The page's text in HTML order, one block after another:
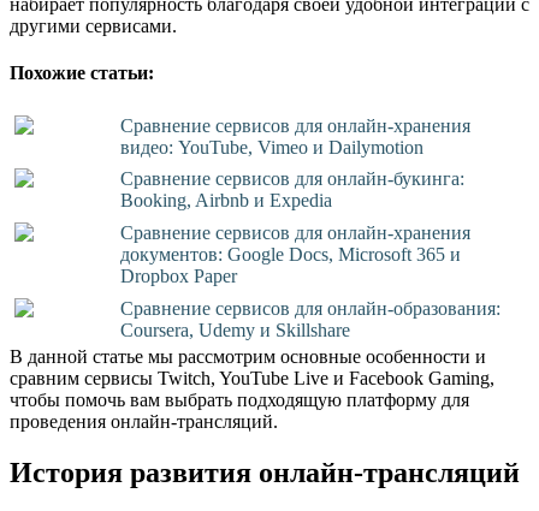
набирает популярность благодаря своей удобной интеграции с
другими сервисами.
Похожие статьи:
Сравнение сервисов для онлайн-хранения
видео: YouTube, Vimeo и Dailymotion
Сравнение сервисов для онлайн-букинга:
Booking, Airbnb и Expedia
Сравнение сервисов для онлайн-хранения
документов: Google Docs, Microsoft 365 и
Dropbox Paper
Сравнение сервисов для онлайн-образования:
Coursera, Udemy и Skillshare
В данной статье мы рассмотрим основные особенности и
сравним сервисы Twitch, YouTube Live и Facebook Gaming,
чтобы помочь вам выбрать подходящую платформу для
проведения онлайн-трансляций.
История развития онлайн-трансляций